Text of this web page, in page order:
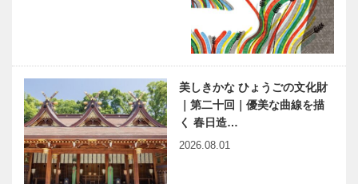
美しきかな ひょうごの文化財
｜第二十回｜優美な曲線を描
く 春日造…
2026.08.01